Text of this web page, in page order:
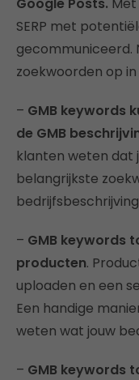
SERP met
gecommuniceerd.
zoekwoorden op
– GMB keywords
de GMB
klanten weten dat
belangrijkste
– GMB keywords
producten.
uploaden en een
Een handige
weten wat jouw
– GMB keywords